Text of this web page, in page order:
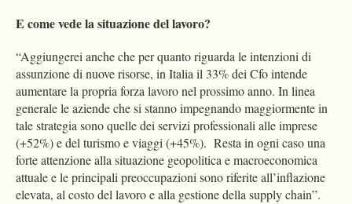
E come vede la situazione del lavoro?
“Aggiungerei anche che per quanto riguarda le intenzioni di
assunzione di nuove risorse, in Italia il 33% dei Cfo intende
aumentare la propria forza lavoro nel prossimo anno. In linea
generale le aziende che si stanno impegnando maggiormente in
tale strategia sono quelle dei servizi professionali alle imprese
(+52%) e del turismo e viaggi (+45%). Resta in ogni caso una
forte attenzione alla situazione geopolitica e macroeconomica
attuale e le principali preoccupazioni sono riferite all’inflazione
elevata, al costo del lavoro e alla gestione della supply chain”.